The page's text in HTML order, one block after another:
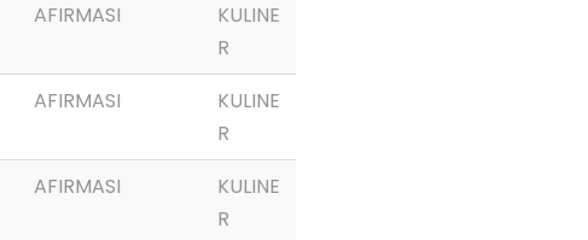
AFIRMASI
KULINE
R
AFIRMASI
KULINE
R
AFIRMASI
KULINE
R